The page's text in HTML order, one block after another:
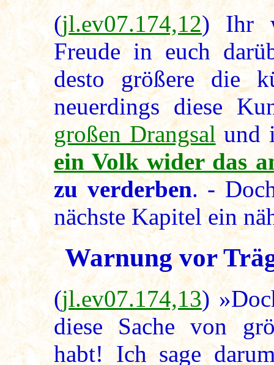
(jl.ev07.174,12) Ihr
Freude in euch
desto größere die
neuerdings diese
großen Drangsalund
ein Volk wider das
zu verderben. -
nächste Kapitel ein
Warnung vor
(jl.ev07.174,13)
diese Sache von
habt! Ich sage